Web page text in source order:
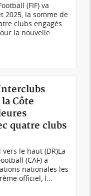
(FIF) va
2025, la somme de
clubs engagés
la nouvelle
Côte
quatre clubs
le haut (DR)La
(CAF) a
nationales les
officiel, l...